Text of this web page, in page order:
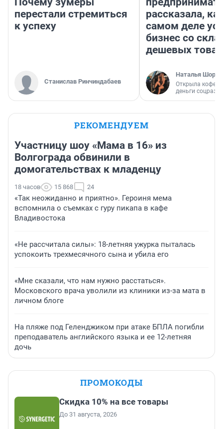
перестали стремиться
к успеху
Станислав Ринчиндабаев
рассказала,
самом деле
бизнес со
дешевых
Наталья
Открыла
деньги
РЕКОМЕНДУЕМ
Участницу шоу «Мама в 16» из
Волгограда обвинили в
домогательствах к младенцу
18 часов 15 868 24
«Так неожиданно и приятно». Героиня мема
вспомнила о съемках с гуру пикапа в кафе
Владивостока
«Не рассчитала силы»: 18-летняя ужурка пыталась
успокоить трехмесячного сына и убила его
«Мне сказали, что нам нужно расстаться».
Московского врача уволили из клиники из-за мата в
личном блоге
На пляже под Геленджиком при атаке БПЛА погибли
преподаватель английского языка и ее 12-летняя
дочь
ПРОМОКОДЫ
Скидка 10% на все товары
До 31 августа, 2026